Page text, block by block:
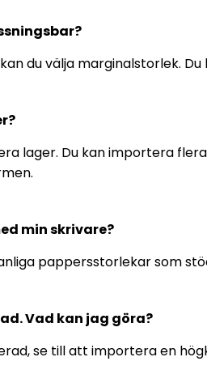
du välja marginalstorlek.
lager. Du kan importera
min skrivare?
pappersstorlekar som
Vad kan jag göra?
se till att importera en